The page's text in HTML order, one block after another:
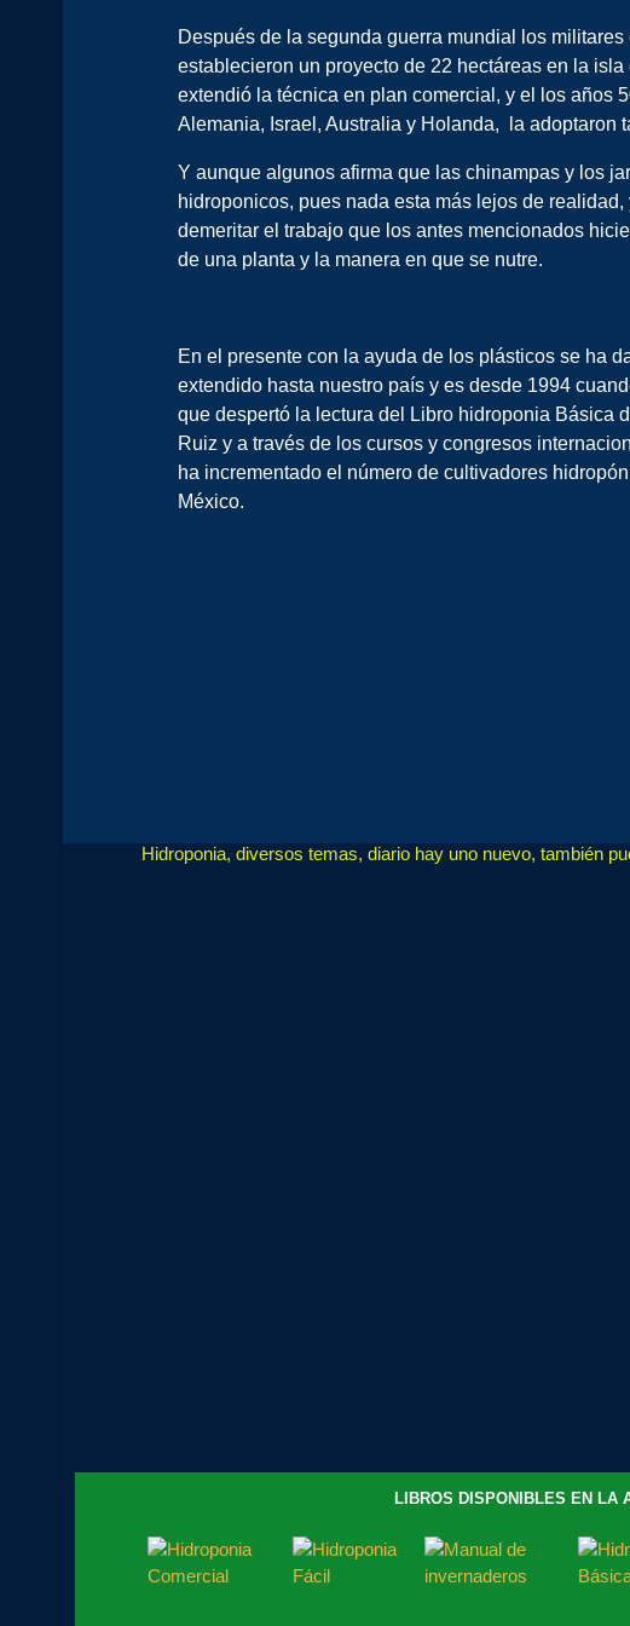
Después de la segunda guerra mundial los
establecieron un proyecto de 22 hectáreas en la
extendió la técnica en plan comercial, y el los años
Alemania, Israel, Australia y Holanda, la adoptaron
Y aunque algunos afirma que las chinampas y los
hidroponicos, pues nada esta más lejos de
demeritar el trabajo que los antes mencionados
de una planta y la manera en que se nutre.
En el presente con la ayuda de los plásticos se ha
extendido hasta nuestro país y es desde 1994
que despertó la lectura del Libro hidroponia Básica
Ruiz y a través de los cursos y congresos
ha incrementado el número de cultivadores
México.
Hidroponia, diversos temas, diario hay uno nuevo, también
LIBROS DISPONIBLES EN